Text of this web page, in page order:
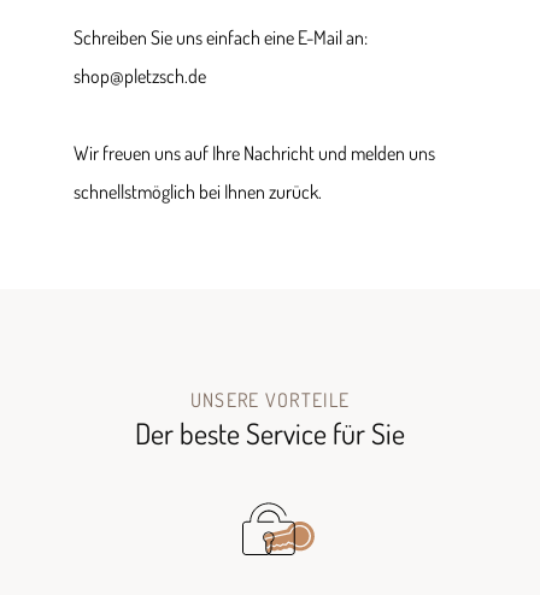
Schreiben Sie uns einfach eine E-Mail an:
shop@pletzsch.de
Wir freuen uns auf Ihre Nachricht und melden uns
schnellstmöglich bei Ihnen zurück.
UNSERE VORTEILE
Der beste Service für Sie